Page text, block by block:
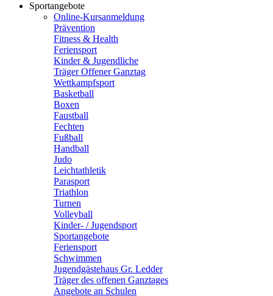
Sportangebote
Online-Kursanmeldung
Prävention
Fitness & Health
Feriensport
Kinder & Jugendliche
Träger Offener Ganztag
Wettkampfsport
Basketball
Boxen
Faustball
Fechten
Fußball
Handball
Judo
Leichtathletik
Parasport
Triathlon
Turnen
Volleyball
Kinder- / Jugendsport
Sportangebote
Feriensport
Schwimmen
Jugendgästehaus Gr. Ledder
Träger des offenen Ganztages
Angebote an Schulen